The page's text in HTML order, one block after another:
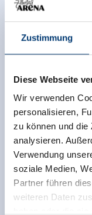
Zustimmung
Diese Webseite
Wir verwenden
personalisieren,
zu können und die
analysieren.
Verwendung
soziale Medien,
Partner führen
weiteren Daten
Die Arena
Der
Bitte